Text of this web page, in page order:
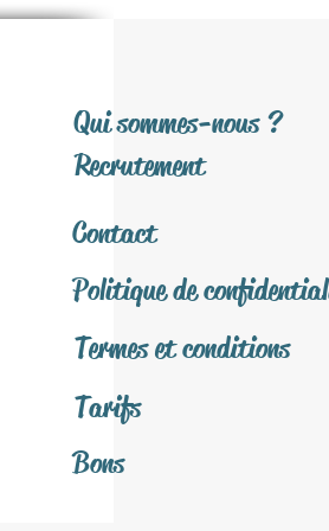
Qui sommes-nous ?
Recrutement
Contact
Politique de
Termes et conditions
Tarifs
Bons